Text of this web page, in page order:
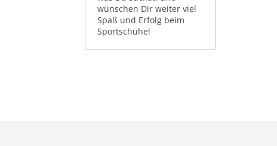
wünschen Dir weiter viel
Spaß und Erfolg beim
Sportschuhe!